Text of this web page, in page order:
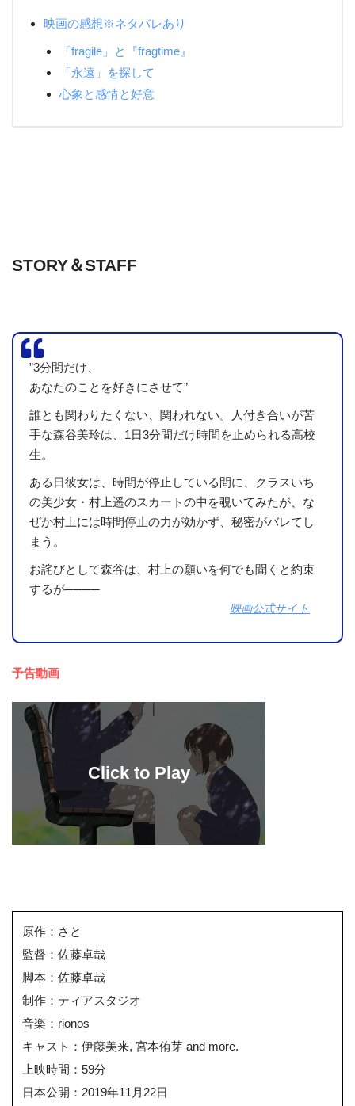
映画の感想※ネタバレあり
「fragile」と『fragtime』
「永遠」を探して
心象と感情と好意
STORY＆STAFF
”3分間だけ、
あなたのことを好きにさせて”
誰とも関わりたくない、関われない。人付き合いが苦
手な森谷美玲は、1日3分間だけ時間を止められる高校
生。
ある日彼女は、時間が停止している間に、クラスいち
の美少女・村上遥のスカートの中を覗いてみたが、な
ぜか村上には時間停止の力が効かず、秘密がバレてし
まう。
お詫びとして森谷は、村上の願いを何でも聞くと約束
するが────
映画公式サイト
予告動画
原作：さと
監督：佐藤卓哉
脚本：佐藤卓哉
制作：ティアスタジオ
音楽：rionos
キャスト：伊藤美来, 宮本侑芽 and more.
上映時間：59分
日本公開：2019年11月22日